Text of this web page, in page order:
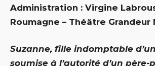
Administration : Virgine
Roumagne – Théâtre Grandeur
Suzanne, fille indomptable
soumise à l’autorité d’un